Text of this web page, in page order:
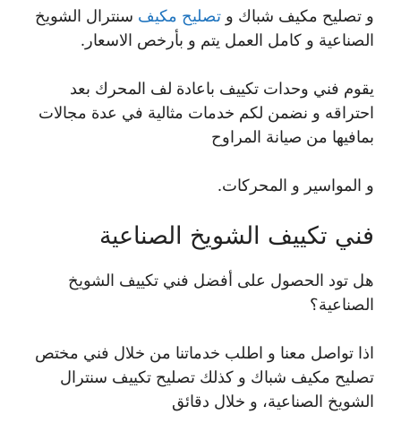
و تصليح مكيف شباك و تصليح مكيف سنترال الشويخ
الصناعية و كامل العمل يتم و بأرخص الاسعار.
يقوم فني وحدات تكييف باعادة لف المحرك بعد
احتراقه و نضمن لكم خدمات مثالية في عدة مجالات
بمافيها من صيانة المراوح
و المواسير و المحركات.
فني تكييف الشويخ الصناعية
هل تود الحصول على أفضل فني تكييف الشويخ
الصناعية؟
اذا تواصل معنا و اطلب خدماتنا من خلال فني مختص
تصليح مكيف شباك و كذلك تصليح تكييف سنترال
الشويخ الصناعية، و خلال دقائق